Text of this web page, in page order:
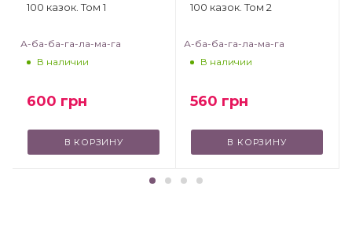
100 казок. Том 1
А-ба-ба-га-ла-ма-га
В наличии
600 грн
В КОРЗИНУ
100 казок. Том 2
А-ба-ба-га-ла-ма-га
В наличии
560 грн
В КОРЗИНУ